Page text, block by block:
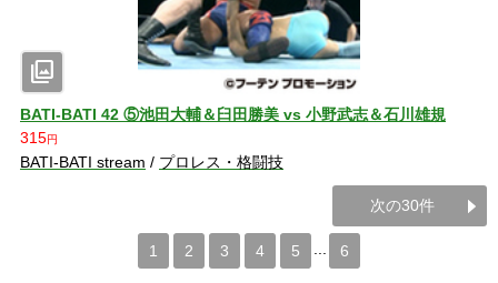
photo_library
BATI-BATI 42 ⑤池田大輔＆臼田勝美 vs 小野武志＆石川雄規
315円
BATI-BATI stream / プロレス・格闘技
次の30件
1 2 3 4 5 6